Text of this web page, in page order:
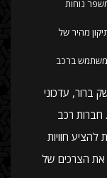
נוחות
מהיר של
משתמש ברכב
ברור, עדכוני
חברות רכב
להציע חוויות
את הצרכים של